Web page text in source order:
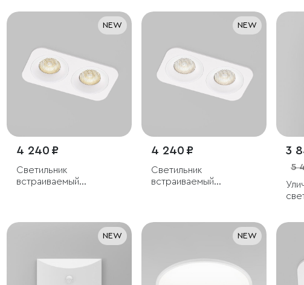
NEW
4 240 ₽
Светильник
встраиваемый
NEW
4 240 ₽
Светильник
встраиваемый
3
5
NEW NEW